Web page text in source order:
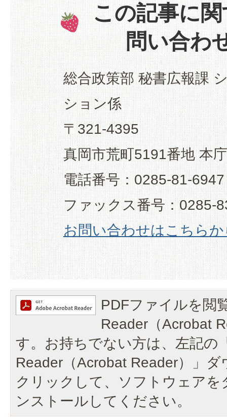
この記事に
問い合わ
総合政策部 秘書広報課
ション係
〒321-4395
真岡市荒町5191番地 本
電話番号：0285-81-6947
ファックス番号：0285-
お問い合わせはこちら
PDFファイルを閲
Reader（Acrobat
す。お持ちでない方は、左記の
Reader（Acrobat Reader）」
クリックして、ソフトウェア
ンストールしてください。